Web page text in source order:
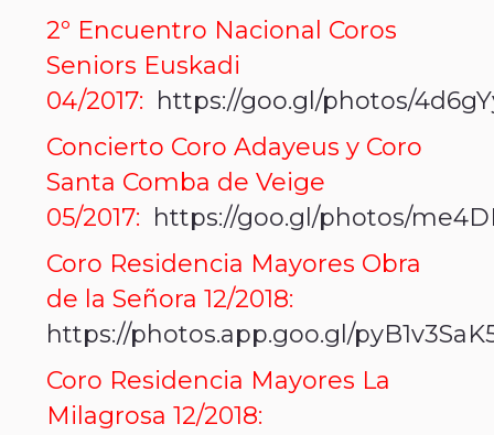
2º Encuentro Nacional Coros
Seniors Euskadi
04/2017: https://goo.gl/photos/
Concierto Coro Adayeus y Coro
Santa Comba de Veige
05/2017: https://goo.gl/photos/
Coro Residencia Mayores Obra
de la Señora 12/2018:
https://photos.app.goo.gl/
Coro Residencia Mayores La
Milagrosa 12/2018: